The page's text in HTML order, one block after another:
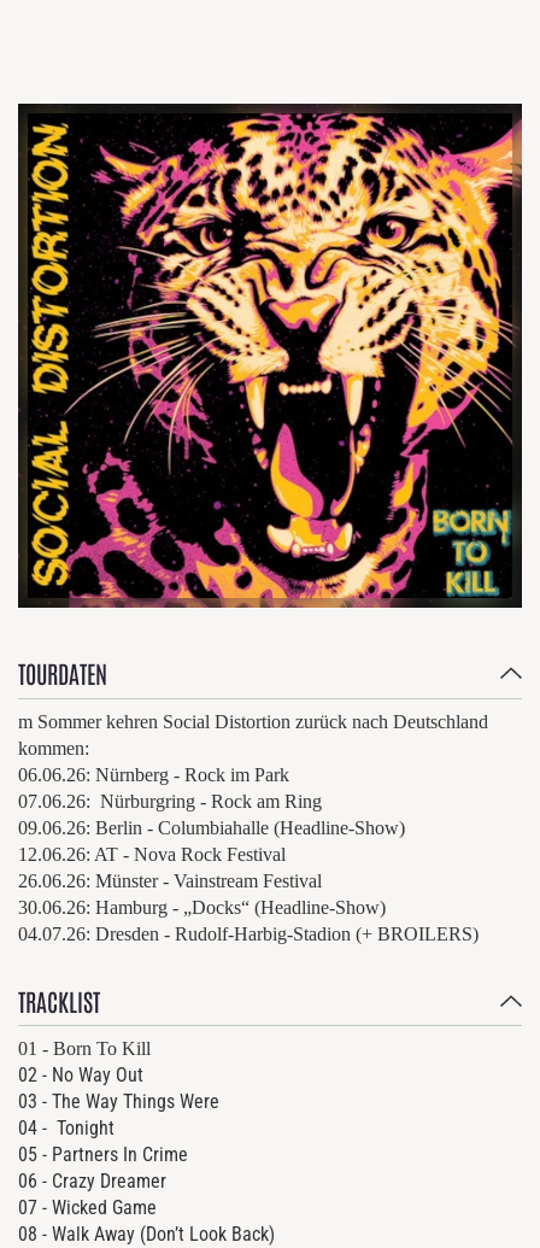
TOURDATEN
m Sommer kehren Social Distortion zurück nach Deutschland
kommen:
06.06.26: Nürnberg - Rock im Park
07.06.26: Nürburgring - Rock am Ring
09.06.26: Berlin - Columbiahalle (Headline-Show)
12.06.26: AT - Nova Rock Festival
26.06.26: Münster - Vainstream Festival
30.06.26: Hamburg - „Docks“ (Headline-Show)
04.07.26: Dresden - Rudolf-Harbig-Stadion (+ BROILERS)
TRACKLIST
01 - Born To Kill
02 - No Way Out
03 - The Way Things Were
04 - Tonight
05 - Partners In Crime
06 - Crazy Dreamer
07 - Wicked Game
08 - Walk Away (Don’t Look Back)